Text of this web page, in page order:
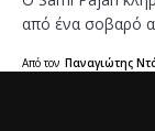
από ένα σοβαρό
Από τον Παναγιώτης